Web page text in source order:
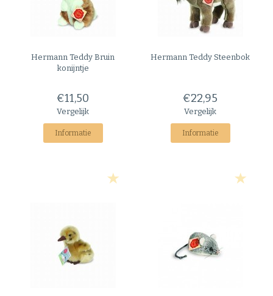
Hermann Teddy Bruin
konijntje
€11,50
Vergelijk
Informatie
Hermann Teddy Steenbok
€22,95
Vergelijk
Informatie